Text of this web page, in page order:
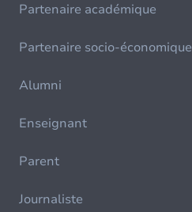
Partenaire académique
Partenaire socio-économique
Alumni
Enseignant
Parent
Journaliste